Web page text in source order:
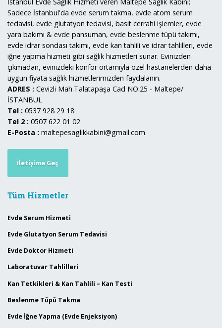
Sadece İstanbul'da evde serum takma, evde atom serum
tedavisi, evde glutatyon tedavisi, basit cerrahi işlemler, evde
yara bakımı & evde pansuman, evde beslenme tüpü takımı,
evde idrar sondası takımı, evde kan tahlili ve idrar tahlilleri, evde
iğne yapma hizmeti gibi sağlık hizmetleri sunar. Evinizden
çıkmadan, evinizdeki konfor ortamıyla özel hastanelerden daha
uygun fiyata sağlık hizmetlerimizden faydalanın.
ADRES : Cevizli Mah.Talatapaşa Cad NO:25 - Maltepe/
İSTANBUL
Tel : 0537 928 29 18
Tel 2 : 0507 622 01 02
E-Posta : maltepesaglikkabini@gmail.com
İletişime Geç
Tüm Hizmetler
Evde Serum Hizmeti
Evde Glutatyon Serum Tedavisi
Evde Doktor Hizmeti
Laboratuvar Tahlilleri
Kan Tetkikleri & Kan Tahlili – Kan Testi
Beslenme Tüpü Takma
Evde İğne Yapma (Evde Enjeksiyon)